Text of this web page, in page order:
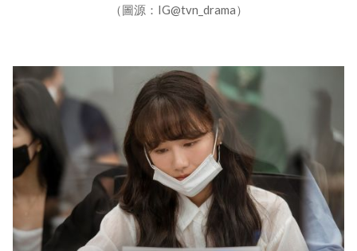
（圖源：IG@tvn_drama）